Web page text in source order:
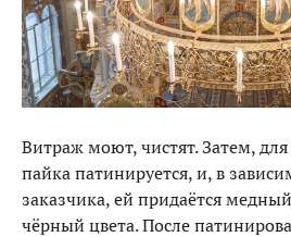
Витраж моют, чистят. Затем,
пайка патинируется, и, в
заказчика, ей придаётся
чёрный цвета. После